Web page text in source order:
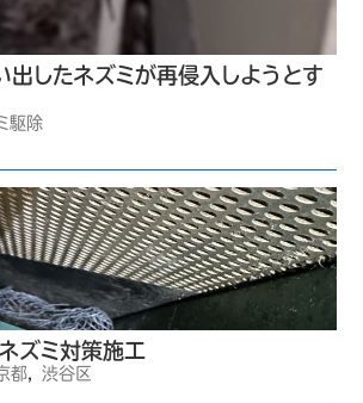
出したネズミが再侵入しようとす
駆除
ズミ対策施工
都,
渋谷区